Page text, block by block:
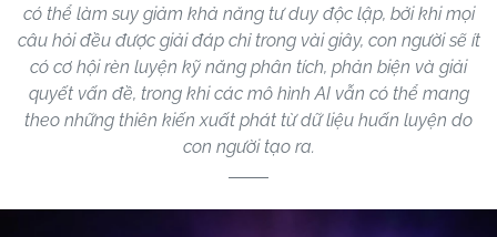
có thể làm suy giảm khả năng tư duy độc lập, bởi khi mọi
câu hỏi đều được giải đáp chỉ trong vài giây, con người sẽ ít
có cơ hội rèn luyện kỹ năng phân tích, phản biện và giải
quyết vấn đề, trong khi các mô hình AI vẫn có thể mang
theo những thiên kiến xuất phát từ dữ liệu huấn luyện do
con người tạo ra.